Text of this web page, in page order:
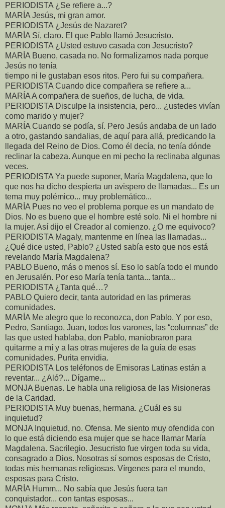
PERIODISTA ¿Se refiere a...?
MARÍA Jesús, mi gran amor.
PERIODISTA ¿Jesús de Nazaret?
MARÍA Sí, claro. El que Pablo llamó Jesucristo.
PERIODISTA ¿Usted estuvo casada con Jesucristo?
MARÍA Bueno, casada no. No formalizamos nada porque
Jesús no tenía
tiempo ni le gustaban esos ritos. Pero fui su compañera.
PERIODISTA Cuando dice compañera se refiere a...
MARÍA A compañera de sueños, de lucha, de vida.
PERIODISTA Disculpe la insistencia, pero... ¿ustedes vivían
como marido y mujer?
MARÍA Cuando se podía, sí. Pero Jesús andaba de un lado
a otro, gastando sandalias, de aquí para allá, predicando la
llegada del Reino de Dios. Como él decía, no tenía dónde
reclinar la cabeza. Aunque en mi pecho la reclinaba algunas
veces.
PERIODISTA Ya puede suponer, María Magdalena, que lo
que nos ha dicho despierta un avispero de llamadas... Es un
tema muy polémico... muy problemático...
MARÍA Pues no veo el problema porque es un mandato de
Dios. No es bueno que el hombre esté solo. Ni el hombre ni
la mujer. Así dijo el Creador al comienzo. ¿O me equivoco?
PERIODISTA Magaly, mantenme en línea las llamadas...
¿Qué dice usted, Pablo? ¿Usted sabía esto que nos está
revelando María Magdalena?
PABLO Bueno, más o menos sí. Eso lo sabía todo el mundo
en Jerusalén. Por eso María tenía tanta... tanta...
PERIODISTA ¿Tanta qué…?
PABLO Quiero decir, tanta autoridad en las primeras
comunidades.
MARÍA Me alegro que lo reconozca, don Pablo. Y por eso,
Pedro, Santiago, Juan, todos los varones, las “columnas” de
las que usted hablaba, don Pablo, maniobraron para
quitarme a mí y a las otras mujeres de la guía de esas
comunidades. Purita envidia.
PERIODISTA Los teléfonos de Emisoras Latinas están a
reventar... ¿Aló?... Dígame...
MONJA Buenas. Le habla una religiosa de las Misioneras
de la Caridad.
PERIODISTA Muy buenas, hermana. ¿Cuál es su
inquietud?
MONJA Inquietud, no. Ofensa. Me siento muy ofendida con
lo que está diciendo esa mujer que se hace llamar María
Magdalena. Sacrilegio. Jesucristo fue virgen toda su vida,
consagrado a Dios. Nosotras sí somos esposas de Cristo,
todas mis hermanas religiosas. Vírgenes para el mundo,
esposas para Cristo.
MARÍA Humm... No sabía que Jesús fuera tan
conquistador... con tantas esposas...